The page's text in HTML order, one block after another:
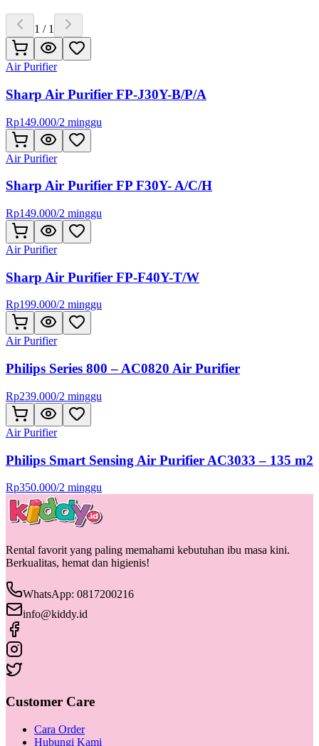
1 / 1
Air Purifier
Sharp Air Purifier FP-J30Y-B/P/A
Rp149.000/2 minggu
Air Purifier
Sharp Air Purifier FP F30Y- A/C/H
Rp149.000/2 minggu
Air Purifier
Sharp Air Purifier FP-F40Y-T/W
Rp199.000/2 minggu
Air Purifier
Philips Series 800 – AC0820 Air Purifier
Rp239.000/2 minggu
Air Purifier
Philips Smart Sensing Air Purifier AC3033 – 135 m2
Rp350.000/2 minggu
Rental favorit yang paling memahami kebutuhan ibu masa kini.
Berkualitas, hemat dan higienis!
WhatsApp: 0817200216
info@kiddy.id
Customer Care
Cara Order
Hubungi Kami